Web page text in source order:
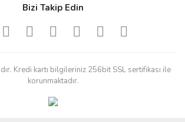
Bizi Takip Edin
Kredi kartı bilgileriniz 256bit SSL sertifikası ile
korunmaktadır.